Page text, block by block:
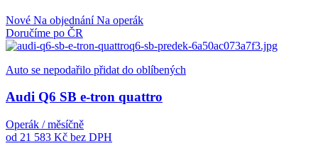
Nové Na objednáníNa operák
Doručíme po ČR
Auto se nepodařilo přidat do oblíbených
Audi Q6 SB e-tron quattro
Operák / měsíčně
od 21 583 Kč bez DPH